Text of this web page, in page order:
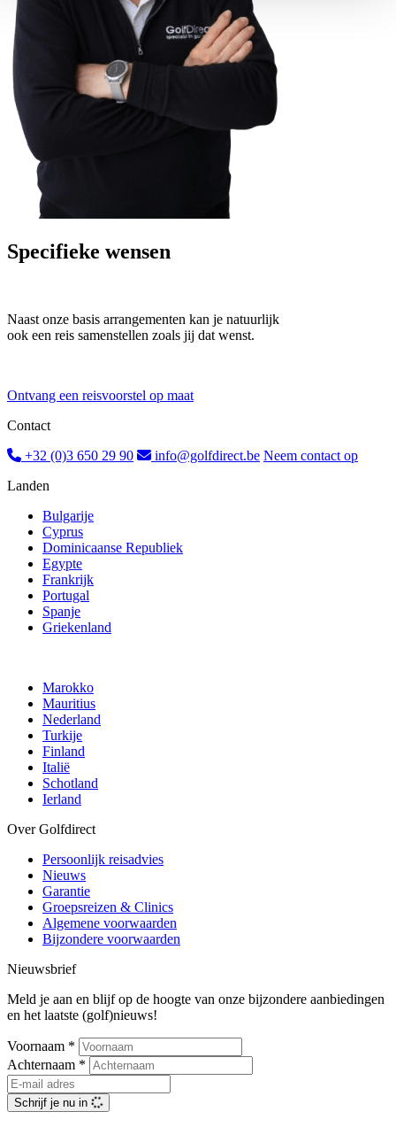
Specifieke wensen
Naast onze basis arrangementen kan je natuurlijk
ook een reis samenstellen zoals jij dat wenst.
Ontvang een reisvoorstel op maat
Contact
+32 (0)3 650 29 90
info@golfdirect.be Neem contact op
Landen
Bulgarije
Cyprus
Dominicaanse Republiek
Egypte
Frankrijk
Portugal
Spanje
Griekenland
Marokko
Mauritius
Nederland
Turkije
Finland
Italië
Schotland
Ierland
Over Golfdirect
Persoonlijk reisadvies
Nieuws
Garantie
Groepsreizen & Clinics
Algemene voorwaarden
Bijzondere voorwaarden
Nieuwsbrief
Meld je aan en blijf op de hoogte van onze bijzondere aanbiedingen
en het laatste (golf)nieuws!
Voornaam *
Achternaam *
Schrijf je nu in